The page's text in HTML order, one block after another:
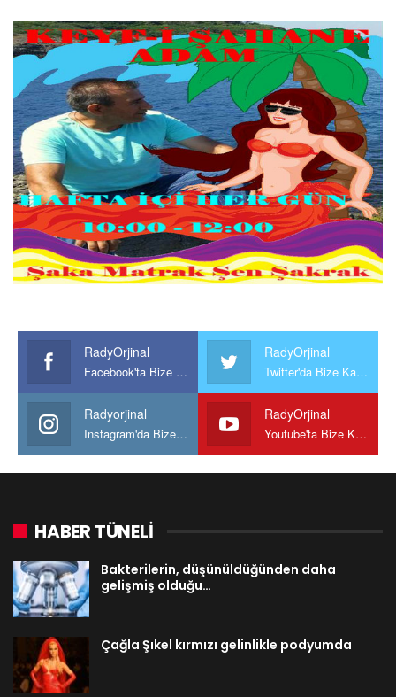
RadyOrjinal
Facebook'ta Bize Katılın
RadyOrjinal
Twitter'da Bize Katılın
Radyorjinal
Instagram'da Bize katılın
RadyOrjinal
Youtube'ta Bize Katılın
HABER TÜNELİ
Bakterilerin, düşünüldüğünden daha
gelişmiş olduğu…
Çağla Şıkel kırmızı gelinlikle podyumda